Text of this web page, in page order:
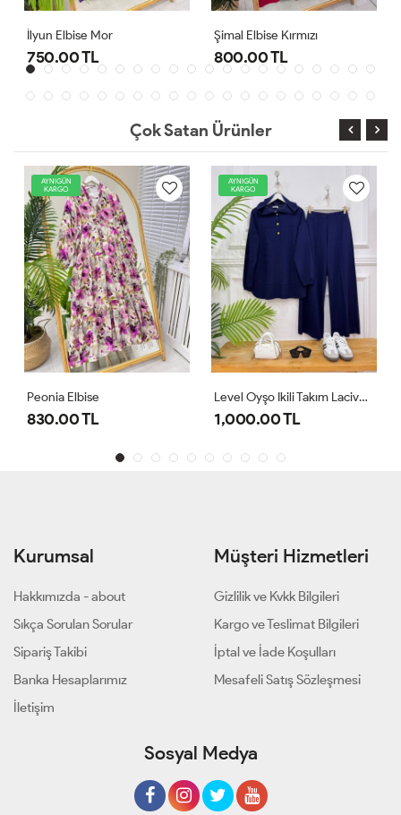
Şimal Elbise Kırmızı
800.00 TL 1,000.00 TL
Çok Satan Ürünler
AYNIGÜN
KARGO
Level Oyşo Ikili Takım Lacivert
1,000.00 TL
AYNIGÜN
KARGO
Zeren Elbise Pudra
800.00 TL
Kurumsal
Hakkımızda - about
Sıkça Sorulan Sorular
Sipariş Takibi
Banka Hesaplarımız
İletişim
Müşteri Hizmetleri
Gizlilik ve Kvkk Bilgileri
Kargo ve Teslimat Bilgileri
İptal ve İade Koşulları
Mesafeli Satış Sözleşmesi
Sosyal Medya